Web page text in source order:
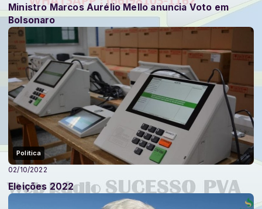
Ministro Marcos Aurélio Mello anuncia Voto em
Bolsonaro
Politica
02/10/2022
Eleições 2022